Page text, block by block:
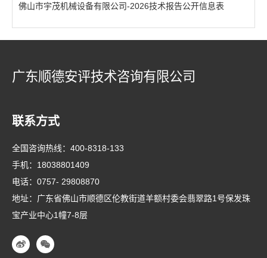
佛山市宇茂机械设备有限公司-2026技术报告公开信息表
广东顺德安评技术咨询有限公司
联系方式
全国咨询热线： 400-8318-133
手机： 18038801409
电话： 0757- 29808870
地址：广东省佛山市顺德区伦教街道羊额村委会翡翠路1号保发珠
宝产业中心1幢7-8层